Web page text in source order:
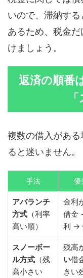
いので、滞納す
あるため、税金
けましょう。
返済の順番
複数の借入があ
ると迷いません。
手法 優
アバランチ
方式 （利率
高い順）
金利
借金
利 →
スノーボー
ル方式 （残
高小さい
残高
い借
きい